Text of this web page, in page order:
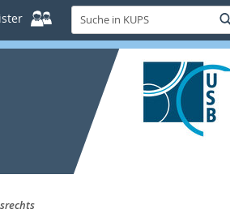
Suche
in
KUPS